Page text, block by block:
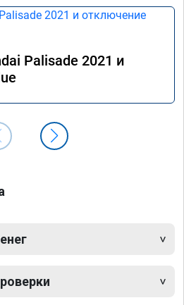
Palisade 2021 и